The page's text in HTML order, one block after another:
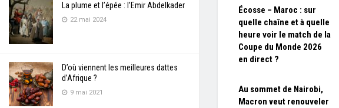
La plume et l’épée : l’Emir Abdelkader
22 mai 2024
D’où viennent les meilleures dattes
d’Afrique ?
9 mai 2021
Écosse – Maroc : sur
quelle chaîne et à quelle
heure voir le match de la
Coupe du Monde 2026
en direct ?
Au sommet de Nairobi,
Macron veut renouveler